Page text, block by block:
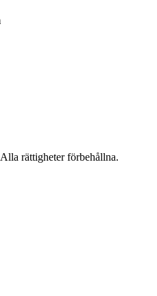
rättigheter förbehållna.